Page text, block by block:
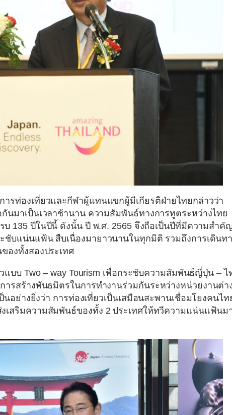
รท่องเที่ยวและกีฬาผู้แทนแขกผู้มีเกียรติฝ่ายไทยกล่าวว่า
นมาเป็นเวลาช้านาน ความสัมพันธ์ทางการทูตระหว่างไทย
135 ปีในปีนี้ ดังนั้น ปี พ.ศ. 2565 จึงถือเป็นปีที่มีความสำคั
บแน่นแฟ้น สืบเนื่องมายาวนานในทุกมิติ รวมถึงการเดินท
องทั้งสองประเทศ
แบบ Two – way Tourism เพื่อกระชับความสัมพันธ์ญี่ปุ่น – ไ
รสร้างพันธมิตรในการทำงานร่วมกันระหว่างหน่วยงานต่า
อย่างยิ่งว่า การท่องเที่ยวเป็นเสมือนสะพานเชื่อมโยงคนไท
เสริมความสัมพันธ์ของทั้ง 2 ประเทศให้ทวีความแน่นแฟ้นม